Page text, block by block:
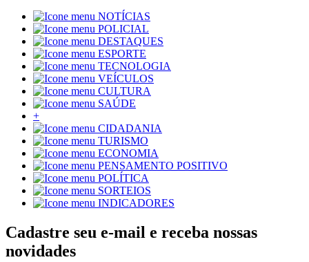
NOTÍCIAS
POLICIAL
DESTAQUES
ESPORTE
TECNOLOGIA
VEÍCULOS
CULTURA
SAÚDE
+
CIDADANIA
TURISMO
ECONOMIA
PENSAMENTO POSITIVO
POLÍTICA
SORTEIOS
INDICADORES
Cadastre seu e-mail e receba nossas
novidades